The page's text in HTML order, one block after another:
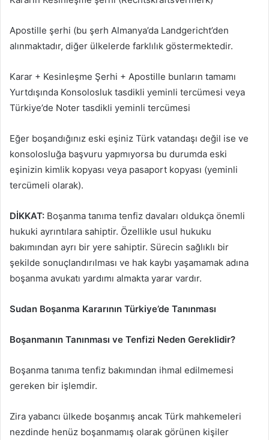
Apostille şerhi (bu şerh Almanya’da Landgericht’den
alınmaktadır, diğer ülkelerde farklılık göstermektedir.
Karar + Kesinleşme Şerhi + Apostille bunların tamamı
Yurtdışında Konsolosluk tasdikli yeminli tercümesi veya
Türkiye’de Noter tasdikli yeminli tercümesi
Eğer boşandığınız eski eşiniz Türk vatandaşı değil ise ve
konsolosluğa başvuru yapmıyorsa bu durumda eski
eşinizin kimlik kopyası veya pasaport kopyası (yeminli
tercümeli olarak).
DİKKAT: Boşanma tanıma tenfiz davaları oldukça önemli
hukuki ayrıntılara sahiptir. Özellikle usul hukuku
bakımından ayrı bir yere sahiptir. Sürecin sağlıklı bir
şekilde sonuçlandırılması ve hak kaybı yaşamamak adına
boşanma avukatı yardımı almakta yarar vardır.
Sudan Boşanma Kararının Türkiye’de Tanınması
Boşanmanın Tanınması ve Tenfizi Neden Gereklidir?
Boşanma tanıma tenfiz bakımından ihmal edilmemesi
gereken bir işlemdir.
Zira yabancı ülkede boşanmış ancak Türk mahkemeleri
nezdinde henüz boşanmamış olarak görünen kişiler